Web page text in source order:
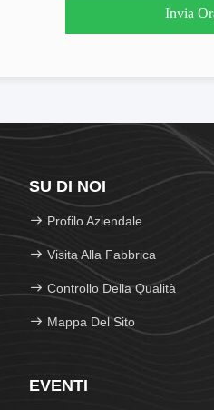
Invia
SU DI NOI
Profilo Aziendale
Visita Alla Fabbrica
Controllo Della Qualità
Mappa Del Sito
EVENTI